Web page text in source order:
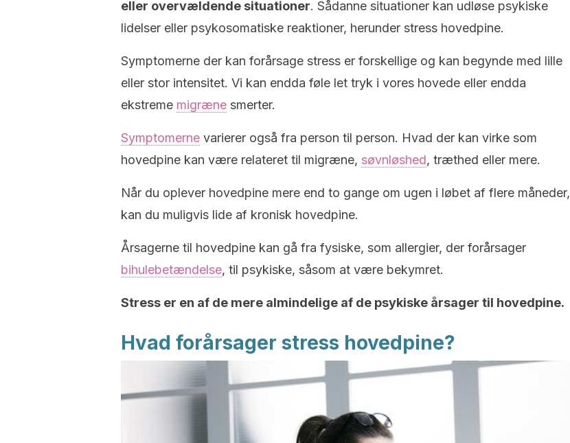
eller overvældende situationer. Sådanne situationer kan udløse psykiske
lidelser eller psykosomatiske reaktioner, herunder stress hovedpine.
Symptomerne der kan forårsage stress er forskellige og kan begynde med lille
eller stor intensitet. Vi kan endda føle let tryk i vores hovede eller endda
ekstreme migræne smerter.
Symptomerne varierer også fra person til person. Hvad der kan virke som
hovedpine kan være relateret til migræne, søvnløshed, træthed eller mere.
Når du oplever hovedpine mere end to gange om ugen i løbet af flere måneder,
kan du muligvis lide af kronisk hovedpine.
Årsagerne til hovedpine kan gå fra fysiske, som allergier, der forårsager
bihulebetændelse, til psykiske, såsom at være bekymret.
Stress er en af de mere almindelige af de psykiske årsager til hovedpine.
Hvad forårsager stress hovedpine?